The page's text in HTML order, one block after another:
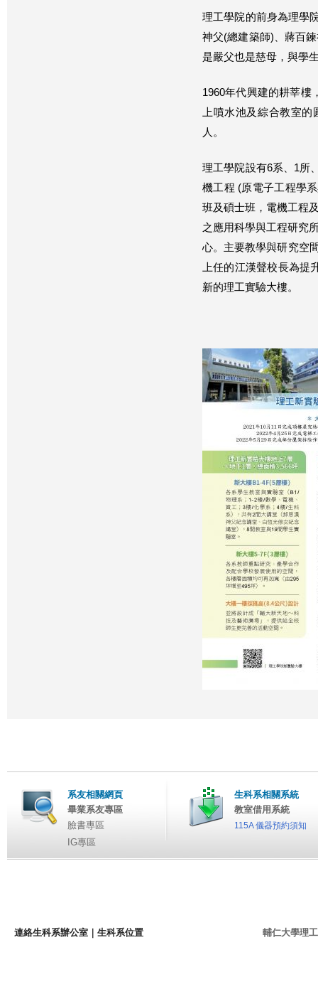
理工學院的前身為理學
神父(總建築師)、蔣百
是嚴父也是慈母，與學
1960年代興建的耕莘樓
上噴水池及綜合教室
人。
理工學院設有6系、1所
機工程 (原電子工程學
班及碩士班，電機工程
之應用科學與工程研究
心。主要教學與研究空
上任的江漢聲校長為
新的理工實驗大樓。
系友相關網頁
畢業系友專區
臉書專區
IG專區
生科系相關系統
教室借用系統
115A 儀器預約須知
連絡生科系辦公室 生科系位置 輔仁大學理